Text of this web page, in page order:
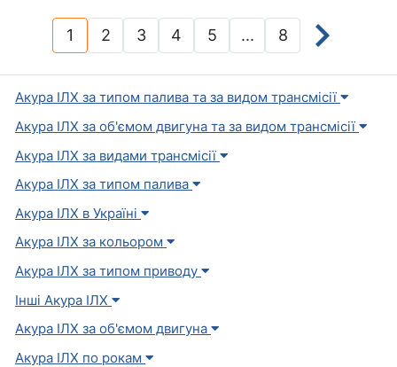
1(current)
2 3 4 5 ... 8
Акура ІЛХ за типом палива та за видом трансмісії
Акура ІЛХ за об'ємом двигуна та за видом трансмісії
Акура ІЛХ за видами трансмісії
Акура ІЛХ за типом палива
Акура ІЛХ в Україні
Акура ІЛХ за кольором
Акура ІЛХ за типом приводу
Інші Акура ІЛХ
Акура ІЛХ за об'ємом двигуна
Акура ІЛХ по рокам